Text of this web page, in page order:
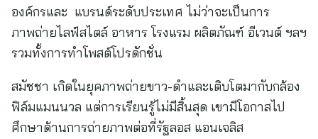
องค์กรและ แบรนด์ระดับประเทศ ไม่ว่าจะเป็นการ
ภาพถ่ายไลฟ์สไตล์ อาหาร โรงแรม ผลิตภัณฑ์ อีเวนต์ ฯลฯ
รวมทั้งการทำโพสต์โปรดักชั่น
สมัชชา เกิดในยุคภาพถ่ายขาว-ดำและเติบโตมากับกล้อง
ฟิล์มแมนนวล แต่การเรียนรู้ไม่มีสิ้นสุด เขามีโอกาสไป
ศึกษาด้านการถ่ายภาพต่อที่รัฐลอส แอนเจลิส